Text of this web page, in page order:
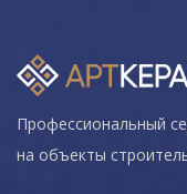
Профессиональный
на объекты